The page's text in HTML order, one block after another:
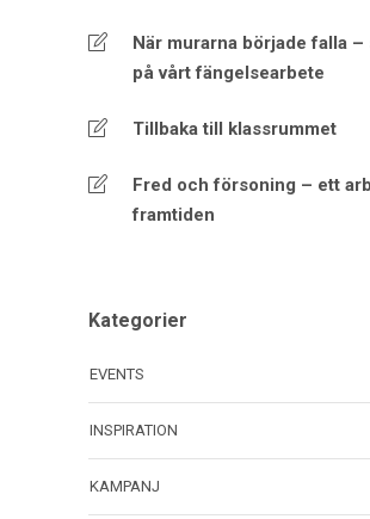
När murarna började falla –
på vårt fängelsearbete
Tillbaka till klassrummet
Fred och försoning – ett
framtiden
Kategorier
EVENTS
INSPIRATION
KAMPANJ